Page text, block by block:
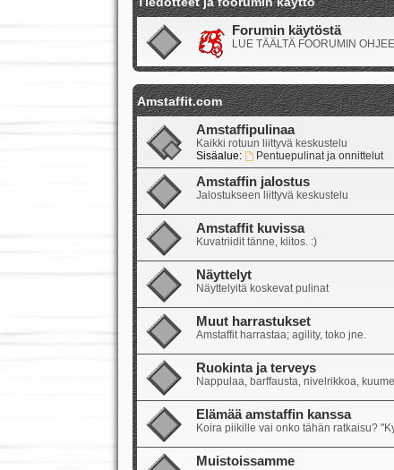
Forumin käytöstä
LUE TÄÄLTÄ FOORUMIN
Amstaffit.com
Amstaffipulinaa
Kaikki rotuun liittyvä keskustelu
Sisäalue:
Pentuepulinat ja onnittelut
Amstaffin jalostus
Jalostukseen liittyvä keskustelu
Amstaffit kuvissa
Kuvatriidit tänne, kiitos. :)
Näyttelyt
Näyttelyitä koskevat pulinat
Muut harrastukset
Amstaffit harrastaa; agility, toko jne.
Ruokinta ja terveys
Nappulaa, barffausta, nivelrikkoa,
Elämää amstaffin kanssa
Koira piikille vai onko tähän ratkaisu?
Muistoissamme